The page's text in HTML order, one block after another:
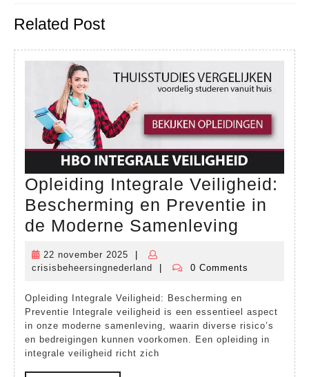
post:
Related Post
Opleiding Integrale Veiligheid:
Bescherming en Preventie in
de Moderne Samenleving
en
in
22 november 2025
22
november
crisisbeheersingnederland
crisisbeheersingnederland
0 Comments
Opleiding Integrale Veiligheid: Bescherming en
Preventie Integrale veiligheid is een essentieel aspect
in onze moderne samenleving, waarin diverse risico’s
en bedreigingen kunnen voorkomen. Een opleiding in
integrale veiligheid richt zich